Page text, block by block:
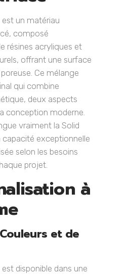
est un matériau
composé
résines acryliques et
offrant une surface
Ce mélange
qui combine
deux aspects
conception moderne.
vraiment la Solid
capacité exceptionnelle
selon les besoins
projet.
à
et de
disponible dans une